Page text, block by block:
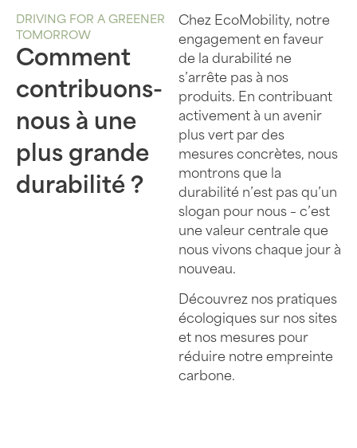
DRIVING FOR A GREENER
TOMORROW
Comment
contribuons-
nous à une
plus grande
durabilité ?
Chez EcoMobility, notre
engagement en faveur
de la durabilité ne
s’arrête pas à nos
produits. En contribuant
activement à un avenir
plus vert par des
mesures concrètes, nous
montrons que la
durabilité n’est pas qu’un
slogan pour nous – c’est
une valeur centrale que
nous vivons chaque jour à
nouveau.
Découvrez nos pratiques
écologiques sur nos sites
et nos mesures pour
réduire notre empreinte
carbone.